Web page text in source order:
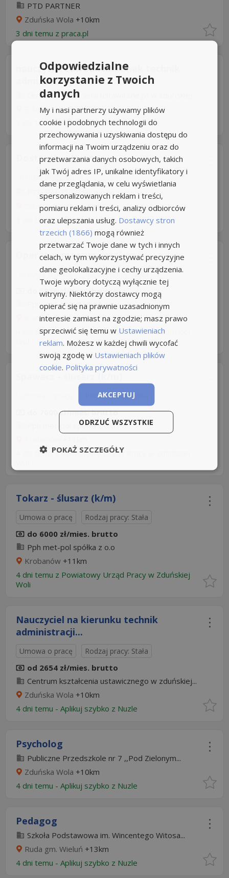
PTD PARTNER
Zduńska Wola +10km
3 dni temu z praca.pl
nauczyciel zawodu kierunek technik
administracji
Centrum kształcenia ustawicznego w zduńskiej...
Zduńska Wola+10km
3 dni temu -Aplikuj szybko z Nuzle
Dostawca - Kurier
Rodzaj pracy: Stała
PTD PARTNER Sp. z o.o
Zduńska Wola+10km
3 dni temu zpracuj.pl
Operator maszyn cnc (k/m)
Umowa o pracę Rodzaj pracy: Stała
do 5856 zł/mies. brutto
Pph met-pol spółka z o.o
Krobanów+11km
4 dni temu zPowiatowy Urząd Pracy w Zduńskiej
Spawacz - ślusarz (k/m)
Rodzaj pracy: Stała
do 7000 zł/mies. brutto
Pph met-pol spółka z o.o
4 dni temu zPowiatowy Urząd Pracy w Zduńskiej
Tokarz - ślusarz (k/m)
Umowa o pracę Rodzaj pracy: Stała
do 6000 zł/mies. brutto
Pph met-pol spółka z o.o
Krobanów +11km
4 dni temu z Powiatowy Urząd Pracy w Zduńskiej
Woli
Nauczyciel na kierunku technik
administracji...
Umowa o pracę Rodzaj pracy: Stała
od 2654 zł/mies. brutto
Centrum kształcenia ustawicznego w zduńskiej...
Zduńska Wola +10km
4 dni temu - Aplikuj szybko z Nuzle
Psycholog
Publiczne Przedszkole nr 7 ,,Pod Zielonym...
Zduńska Wola +10km
4 dni temu - Aplikuj szybko z Nuzle
Pedagog
Szkoła Podstawowa im. Wincentego Witosa...
Ruda gm. Wieluń +13km
4 dni temu - Aplikuj szybko z Nuzle
Odpowiedzialne
korzystanie z Twoich
danych
My i nasi partnerzy używamy plików
cookie i podobnych technologii do
przechowywania i uzyskiwania dostępu do
informacji na Twoim urządzeniu oraz do
przetwarzania danych osobowych, takich
jak Twój adres IP, unikalne identyfikatory i
dane przeglądania, w celu wyświetlania
spersonalizowanych reklam i treści,
pomiaru reklam i treści, analizy odbiorców
oraz ulepszania usług. Dostawcy stron
trzecich (1866) mogą również
przetwarzać Twoje dane w tych i innych
celach, w tym wykorzystywać precyzyjne
dane geolokalizacyjne i cechy urządzenia.
Twoje wybory dotyczą wyłącznie tej
witryny. Niektórzy dostawcy mogą
opierać się na prawnie uzasadnionym
interesie zamiast na zgodzie; masz prawo
sprzeciwić się temu w Ustawieniach
reklam. Możesz w każdej chwili wycofać
swoją zgodę w Ustawieniach plików
cookie. Polityka prywatności
AKCEPTUJ
ODRZUĆ WSZYSTKIE
POKAŻ SZCZEGÓŁY